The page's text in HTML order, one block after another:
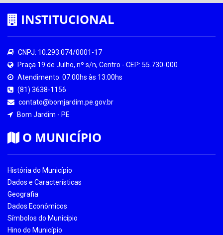
INSTITUCIONAL
CNPJ: 10.293.074/0001-17
Praça 19 de Julho, nº s/n, Centro - CEP: 55.730-000
Atendimento: 07:00hs às 13:00hs
(81) 3638-1156
contato@bomjardim.pe.gov.br
Bom Jardim - PE
O MUNICÍPIO
História do Município
Dados e Características
Geografia
Dados Econômicos
Símbolos do Município
Hino do Município